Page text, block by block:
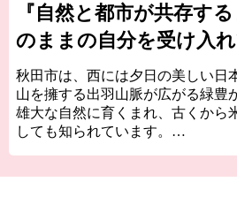
『自然と都市が共存す
のままの自分を受け入
所～』
秋田市は、西には夕日の美しい日
山を擁する出羽山脈が広がる緑豊
雄大な自然に育くまれ、古くから
しても知られています。